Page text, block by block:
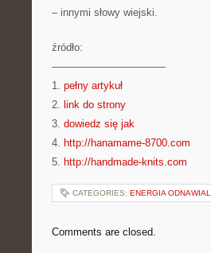
– innymi słowy wiejski.
źródło:
———————————
1. pełny artykuł
2. link do strony
3. dowiedz się jak
4. http://hanamame-8700.com
5. http://handmade-knits.com
CATEGORIES: ENERGIA
Comments are closed.